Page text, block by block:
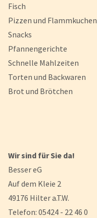
Fisch
Pizzen und Flammkuchen
Snacks
Pfannengerichte
Schnelle Mahlzeiten
Torten und Backwaren
Brot und Brötchen
Wir sind für Sie da!
Besser eG
Auf dem Kleie 2
49176 Hilter a.T.W.
Telefon: 05424 - 22 46 0